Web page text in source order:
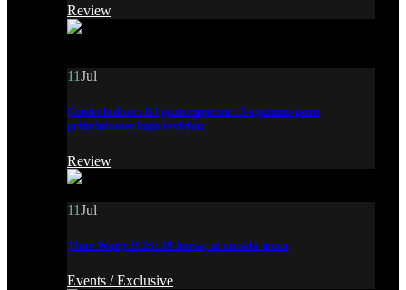
Review
11Jul
Controladores DJ para empezar: 3 opciones para
principiantes bajo revisión
Review
11Jul
Time Warp 2026: 19 horas, ni un solo truco
Events /Exclusive